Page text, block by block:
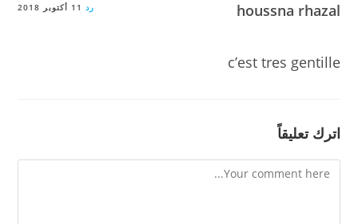
houssna rhazal رد 11 أكتوبر 2018
c’est tres gentille
اترك تعليقاً
Comment